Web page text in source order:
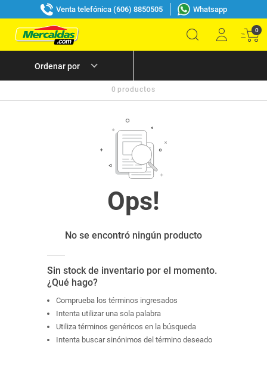
Venta telefónica (606) 8850505 Whatsapp
0
0 productos
No se encontró ningún producto
Sin stock de inventario por el momento.
¿Qué hago?
Comprueba los términos ingresados
Intenta utilizar una sola palabra
Utiliza términos genéricos en la búsqueda
Intenta buscar sinónimos del término deseado